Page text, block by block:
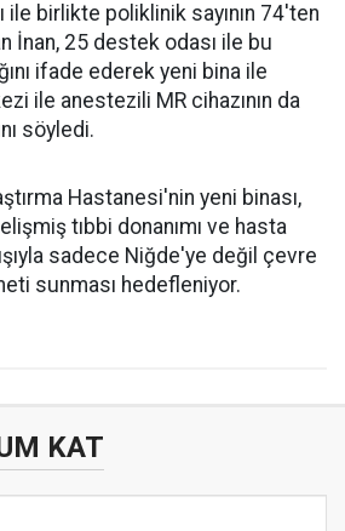
ile birlikte poliklinik sayının 74'ten
İnan, 25 destek odası ile bu
ifade ederek yeni bina ile
ile anestezili MR cihazının da
söyledi.
Hastanesi'nin yeni binası,
tıbbi donanımı ve hasta
sadece Niğde'ye değil çevre
sunması hedefleniyor.
KAT